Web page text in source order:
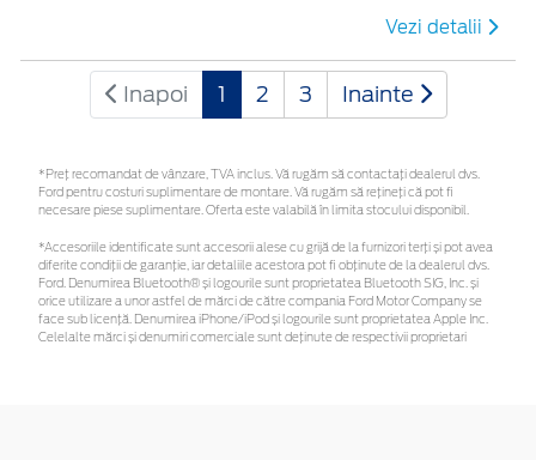
Vezi detalii
Inapoi 1 2 3 Inainte
*Preţ recomandat de vânzare, TVA inclus. Vă rugăm să contactaţi dealerul dvs.
Ford pentru costuri suplimentare de montare. Vă rugăm să rețineți că pot fi
necesare piese suplimentare. Oferta este valabilă în limita stocului disponibil.
*Accesoriile identificate sunt accesorii alese cu grijă de la furnizori terți și pot avea
diferite condiții de garanție, iar detaliile acestora pot fi obținute de la dealerul dvs.
Ford. Denumirea Bluetooth® și logourile sunt proprietatea Bluetooth SIG, Inc. și
orice utilizare a unor astfel de mărci de către compania Ford Motor Company se
face sub licență. Denumirea iPhone/iPod și logourile sunt proprietatea Apple Inc.
Celelalte mărci și denumiri comerciale sunt deținute de respectivii proprietari